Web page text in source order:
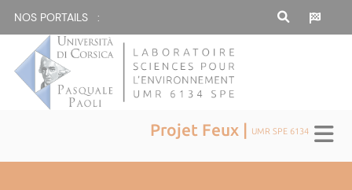
NOS PORTAILS :
Projet Feux | UMR SPE 6134